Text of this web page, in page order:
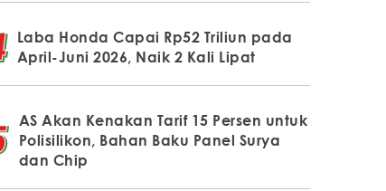
Laba Honda Capai Rp52 Triliun pada
April-Juni 2026, Naik 2 Kali Lipat
AS Akan Kenakan Tarif 15 Persen untuk
Polisilikon, Bahan Baku Panel Surya
dan Chip